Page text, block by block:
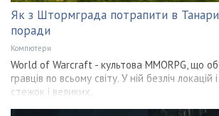
Як з Штормграда потрапити в
поради
Компютери
World of Warcraft - культова MMORPG, що
гравців по всьому світу. У ній безліч
стежок і великих,